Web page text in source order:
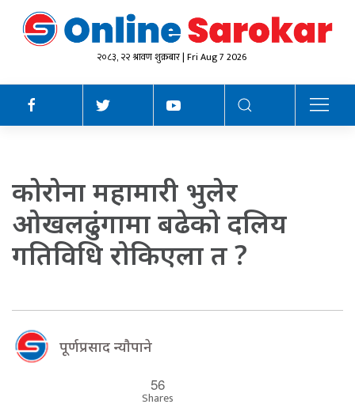
२०८३, २२ श्रावण शुक्रबार | Fri Aug 7 2026
काेराेना महामारी भुलेर
ओखलढुंगामा बढेकाे दलिय
गतिविधि राेकिएला त ?
पूर्णप्रसाद न्याैपाने
56
Shares